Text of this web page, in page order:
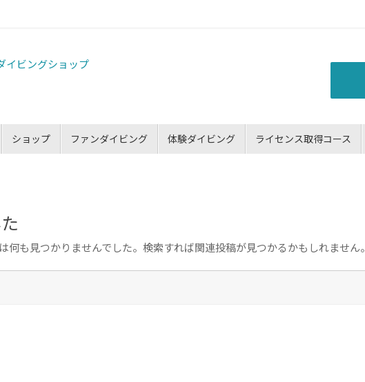
ショップ ファンダイビング 体験ダイビング ライセンス取得コース
何も見つかりませんでした。検索すれば関連投稿が見つかるかもしれません。